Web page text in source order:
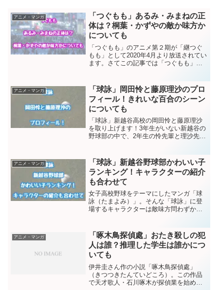
アニメ・マンガ
「つぐもも」あるみ・みまねの正
体は？桐葉・かずやの敵か味方か
についても
「つぐもも」のアニメ第２期が「継つぐ
もも」として2020年4月より放送されてい
ます。さてこの記事では「つぐもも」の
でしょうか？どんな過去や目的があるの
でしょうか？はたま...
アニメ・マンガ
「球詠」岡田怜と藤原理沙のプロ
フィール！きれいな百合のシーン
についても
「球詠」新越谷高校の岡田怜と藤原理沙
を取り上げます！3年生がいない新越谷の
野球部の中で、2年生の怜先輩と理沙先輩
ちを支えます。私の個人的な印象では怜
は「チーム一の男前...
アニメ・マンガ
「球詠」新越谷野球部かわいい子
ランキング！キャラクターの紹介
も合わせて
女子高校野球をテーマにしたマンガ「球
詠（たまよみ）」。そんな「球詠」に登
場するキャラクターは敵味方問わずかわ
ンができたり順位をつけたくなるのが人
情というもの。ここでここ...
アニメ・マンガ
「啄木鳥探偵處」おたき殺しの犯
人は誰？推理した学生は誰かにつ
いても
伊井圭さん作の小説「啄木鳥探偵處」
（きつつきたんていどころ）。この作品
で天才歌人・石川啄木が探偵業を始める